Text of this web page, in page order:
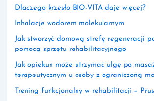
Dlaczego krzesło BIO-VITA daje więcej?
Inhalacje wodorem molekularnym
Jak stworzyć domową strefę regeneracji
pomocą sprzętu rehabilitacyjnego
Jak opiekun może utrzymać ulgę po
terapeutycznym u osoby z ograniczoną
Trening funkcjonalny w rehabilitacji –